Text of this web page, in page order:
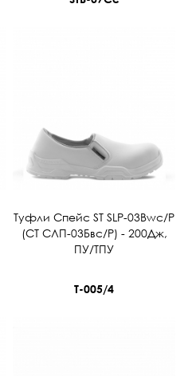
Туфли Спейс ST SLP-03Bwc/Р
(СТ СЛП-03Бвс/Р) - 200Дж,
ПУ/ТПУ
Т-005/4